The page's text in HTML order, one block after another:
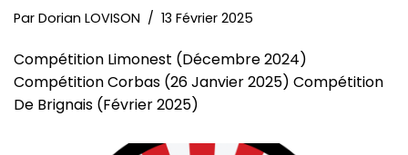
Par Dorian LOVISON 13 Février 2025
Compétition Limonest (Décembre 2024)
Compétition Corbas (26 Janvier 2025) Compétition
De Brignais (Février 2025)